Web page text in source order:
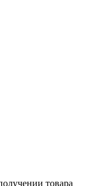
товара